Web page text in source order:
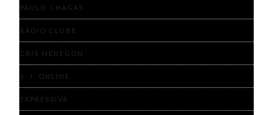
PAULO CHAGAS
RÁDIO CLUBE
CRIS MENEGON
S. J. ONLINE
EXPRESSIVA